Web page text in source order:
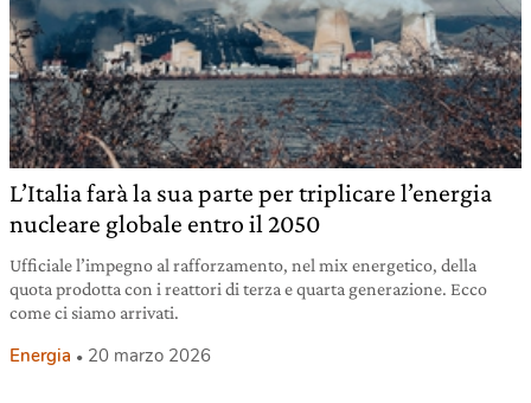
L’Italia farà la sua parte per triplicare l’energia
nucleare globale entro il 2050
Ufficiale l’impegno al rafforzamento, nel mix energetico, della
quota prodotta con i reattori di terza e quarta generazione. Ecco
come ci siamo arrivati.
Energia 20 marzo 2026